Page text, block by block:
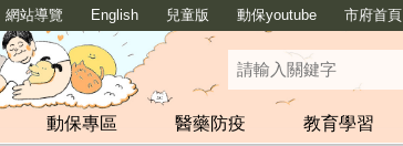
網站導覽 English 兒童版 動保youtube 市府首頁
動保專區 醫藥防疫 教育學習